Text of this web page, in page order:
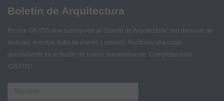
Boletín de Arquitectura
Recibe GRATIS una suscripción al "Boletín de Arquitectura" con decenas de
!noticias, eventos, links de interés y planos!. Recibirás una copia
directamente en tu buzón de correo semanalmente. Completamente
!GRATIS!